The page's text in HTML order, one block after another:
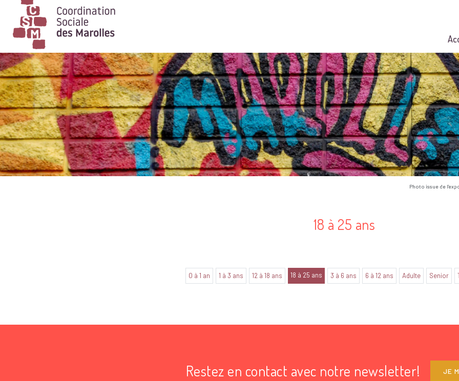
Main Navigation
Photo issue de
18 à 25 ans
0 à 1 an 1 à 3 ans 12 à 18 ans 18 à 25 ans 3 à 6 ans 6 à 12 ans Adulte Senior
Restez en contact avec notre newsletter! JE